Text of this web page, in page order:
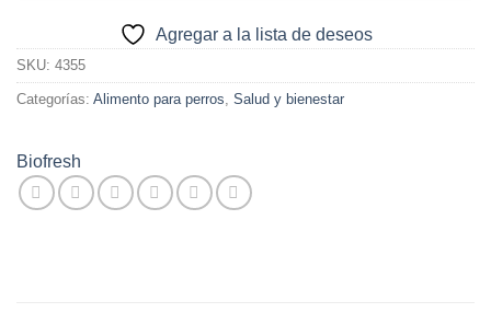
Agregar a la lista de deseos
SKU: 4355
Categorías: Alimento para perros Salud y bienestar
Biofresh